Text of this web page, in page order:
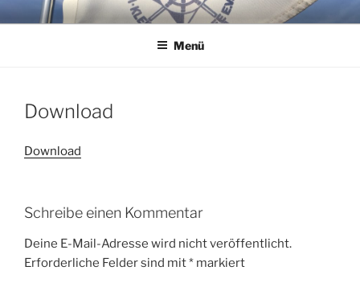
Zum
InhaltWSG KLEINER WANNSEE E.V.
Immer eine handbreit Wasser unterm Kiel.
Menü
Download
Download
Schreibe einen Kommentar
Deine E-Mail-Adresse wird nicht veröffentlicht.
Erforderliche Felder sind mit* markiert